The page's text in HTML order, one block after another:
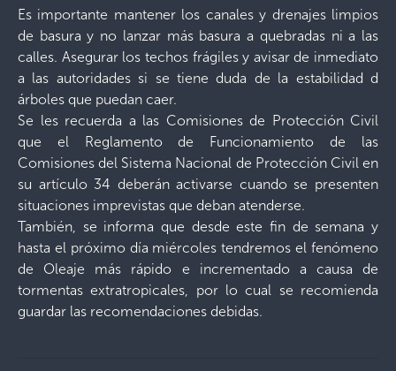
Es importante mantener los canales y drenajes limpios
de basura y no lanzar más basura a quebradas ni a las
calles. Asegurar los techos frágiles y avisar de inmediato
a las autoridades si se tiene duda de la estabilidad d
árboles que puedan caer.
Se les recuerda a las Comisiones de Protección Civil
que el Reglamento de Funcionamiento de las
Comisiones del Sistema Nacional de Protección Civil en
su artículo 34 deberán activarse cuando se presenten
situaciones imprevistas que deban atenderse.
También, se informa que desde este fin de semana y
hasta el próximo día miércoles tendremos el fenómeno
de Oleaje más rápido e incrementado a causa de
tormentas extratropicales, por lo cual se recomienda
guardar las recomendaciones debidas.